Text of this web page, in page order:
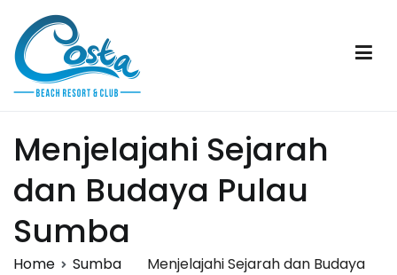
content
Menjelajahi Sejarah
dan Budaya Pulau
Sumba
Home
Sumba
Menjelajahi Sejarah dan Budaya